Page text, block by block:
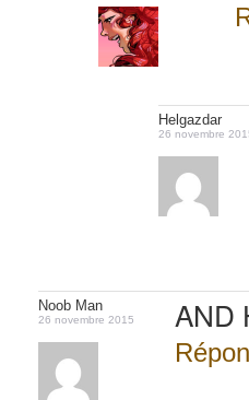
Helgazdar
26 novembre
Noob Man
26 novembre 2015 AND